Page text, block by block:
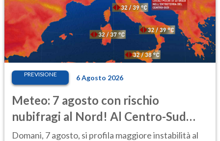
PREVISIONE 6 Agosto 2026
Meteo: 7 agosto con rischio
nubifragi al Nord! Al Centro-Sud
caldo estremo
Domani, 7 agosto, si profila maggiore instabilità al